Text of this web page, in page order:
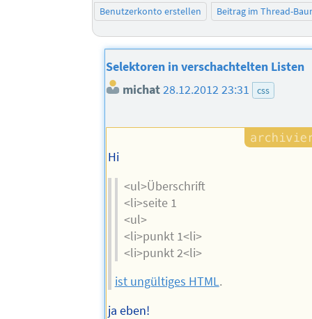
Benutzerkonto erstellen
Beitrag im Thread-
Selektoren in verschachtelten Listen
michat28.12.2012 23:31 css
Hi
<ul>Überschrift
<li>seite 1
<ul>
<li>punkt 1<li>
<li>punkt 2<li>
ist ungültiges HTML.
ja eben!